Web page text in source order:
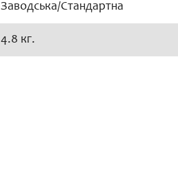
Заводська/Стандартна
4.8 кг.